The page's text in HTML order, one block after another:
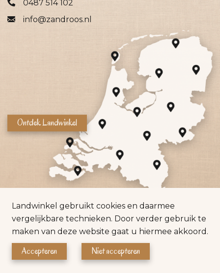
0487 514 102
info@zandroos.nl
Ontdek Landwinkel
Voet
Privacy verklaring
Gebouwd door
Landwinkel gebruikt cookies en daarmee
vergelijkbare technieken. Door verder gebruik te
maken van deze website gaat u hiermee akkoord.
Accepteren Niet accepteren